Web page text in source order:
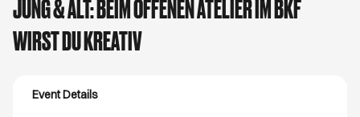
JUNG & ALT: BEIM OFFENEN ATELIER IM BKF
WIRST DU KREATIV
Event Details